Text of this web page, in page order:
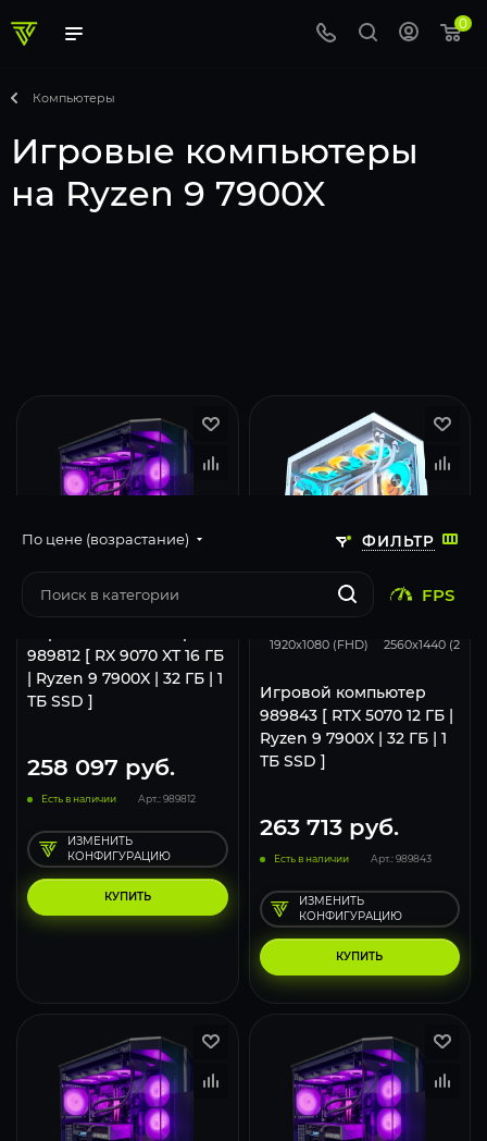
0
Компьютеры
Игровые компьютеры
на Ryzen 9 7900X
ФИЛЬТР
По цене (возрастание)
FPS
989812 [ RX 9070 XT 16 ГБ
| Ryzen 9 7900X | 32 ГБ | 1
ТБ SSD ]
258 097 руб.
Есть в наличии Арт.: 989812
КУПИТЬ
ИЗМЕНИТЬ
КОНФИГУРАЦИЮ
1920x1080 (FHD) 2560x1440 (2K)
Игровой компьютер
989843 [ RTX 5070 12 ГБ |
Ryzen 9 7900X | 32 ГБ | 1
ТБ SSD ]
263 713руб.
Есть в наличии Арт.: 989843
КУПИТЬ
ИЗМЕНИТЬ
КОНФИГУРАЦИЮ